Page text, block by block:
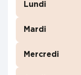
Lundi
Mardi
Mercredi